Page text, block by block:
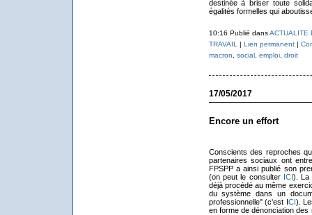
destinée à briser toute
égalités formelles qui
10:16 Publié dansACTUALITE
TRAVAIL
| Lien permanent|
macron
social, emploi, droit
17/05/2017
Encore un effort
Conscients des reproches
partenaires sociaux ont
FPSPP a ainsi publié son
(on peut le consulter ICI). La
déjà procédé au même
du système dans un
professionnelle" (c'est ICI).
en forme de dénonciation